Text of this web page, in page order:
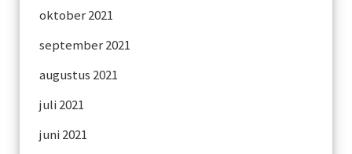
oktober 2021
september 2021
augustus 2021
juli 2021
juni 2021